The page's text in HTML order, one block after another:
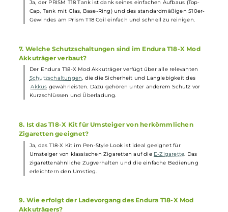
ausreichendLiquidfür langanhaltenden Dampfgenuss
aufgenommen werden. Das praktische Top-Fill erleichtert
4. Welche Coils sind für den PRISM T18 Tank geeignet?
Der PRISM T18 Tank ist kompatibel mit den Prism T18 Coils mit
einem Widerstand von 1.5 Ohm, die speziell für ein gemütliches
MTL Dampfverhalten geeignet sind. Sie sorgen für intensiven
5. Welche Materialien wurden bei der Herstellung des
Endura T18-X Kits verwendet?
Der Endura T18-X Mod besteht aus einer Aluminium-Legierung,
während der PRISM T18 Tank aus Edelstahl und Borosilikatglas